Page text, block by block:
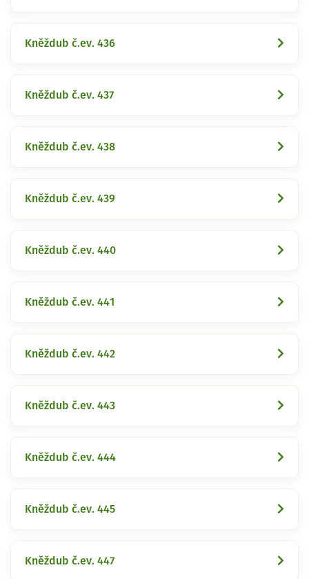
Kněždub č.ev. 436
Kněždub č.ev. 437
Kněždub č.ev. 438
Kněždub č.ev. 439
Kněždub č.ev. 440
Kněždub č.ev. 441
Kněždub č.ev. 442
Kněždub č.ev. 443
Kněždub č.ev. 444
Kněždub č.ev. 445
Kněždub č.ev. 447